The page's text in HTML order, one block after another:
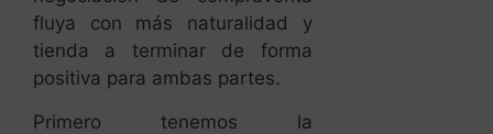
fluya con más naturalidad y
tienda a terminar de forma
positiva para ambas partes.
Primero tenemos la